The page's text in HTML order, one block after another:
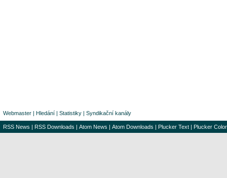
Webmaster | Hledání | Statistiky | Syndikační kanály
RSS News | RSS Downloads | Atom News | Atom Downloads | Plucker Text | Plucker Color